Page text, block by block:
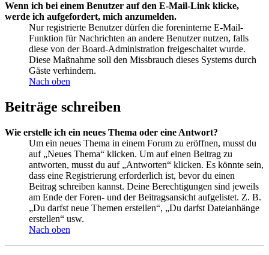
Wenn ich bei einem Benutzer auf den E-Mail-Link klicke,
werde ich aufgefordert, mich anzumelden.
Nur registrierte Benutzer dürfen die foreninterne E-Mail-
Funktion für Nachrichten an andere Benutzer nutzen, falls
diese von der Board-Administration freigeschaltet wurde.
Diese Maßnahme soll den Missbrauch dieses Systems durch
Gäste verhindern.
Nach oben
Beiträge schreiben
Wie erstelle ich ein neues Thema oder eine Antwort?
Um ein neues Thema in einem Forum zu eröffnen, musst du
auf „Neues Thema“ klicken. Um auf einen Beitrag zu
antworten, musst du auf „Antworten“ klicken. Es könnte sein,
dass eine Registrierung erforderlich ist, bevor du einen
Beitrag schreiben kannst. Deine Berechtigungen sind jeweils
am Ende der Foren- und der Beitragsansicht aufgelistet. Z. B.
„Du darfst neue Themen erstellen“, „Du darfst Dateianhänge
erstellen“ usw.
Nach oben